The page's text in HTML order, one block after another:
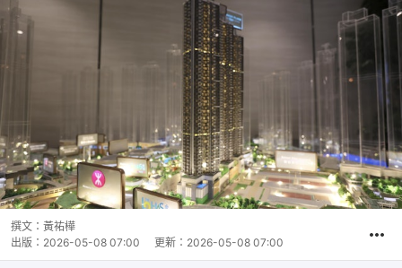
撰文： 黃祐樺
出版： 2026-05-08 07:00 更新： 2026-05-08 07:00